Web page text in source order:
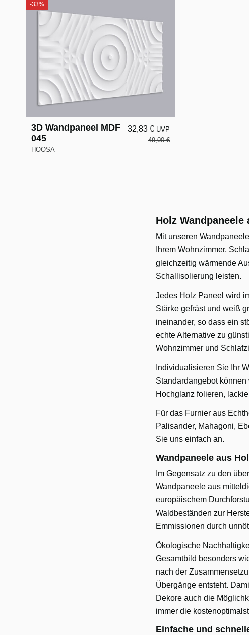
-33%
3D Wandpaneel MDF
045
HOOSA
32,83 € UVP
49,00 €
Holz
Mit unseren
Ihrem Wohnzimmer,
gleichzeitig wärmende
Schallisolierung leisten.
Jedes Holz Paneel wird
Stärke gefräst und weiß
ineinander, so dass ein
echte Alternative zu
Wohnzimmer und
Individualisieren Sie Ihr
Standardangebot
Hochglanz folieren,
Für das Furnier aus
Palisander, Mahagoni,
Sie uns einfach an.
Wandpaneele aus
Im Gegensatz zu den
Wandpaneele aus
europäischem
Waldbeständen zur
Emmissionen durch
Ökologische
Gesamtbild besonders
nach der
Übergänge entsteht.
Dekore auch die
immer die
Einfache und